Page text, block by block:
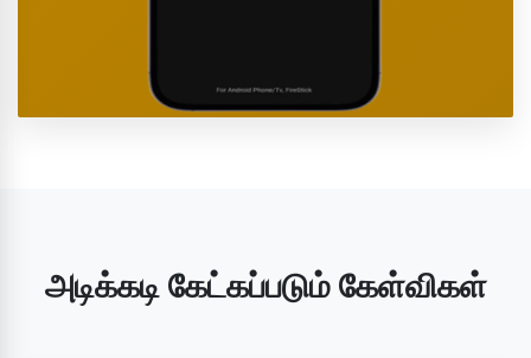
அடிக்கடி கேட்கப்படும் கேள்விகள்